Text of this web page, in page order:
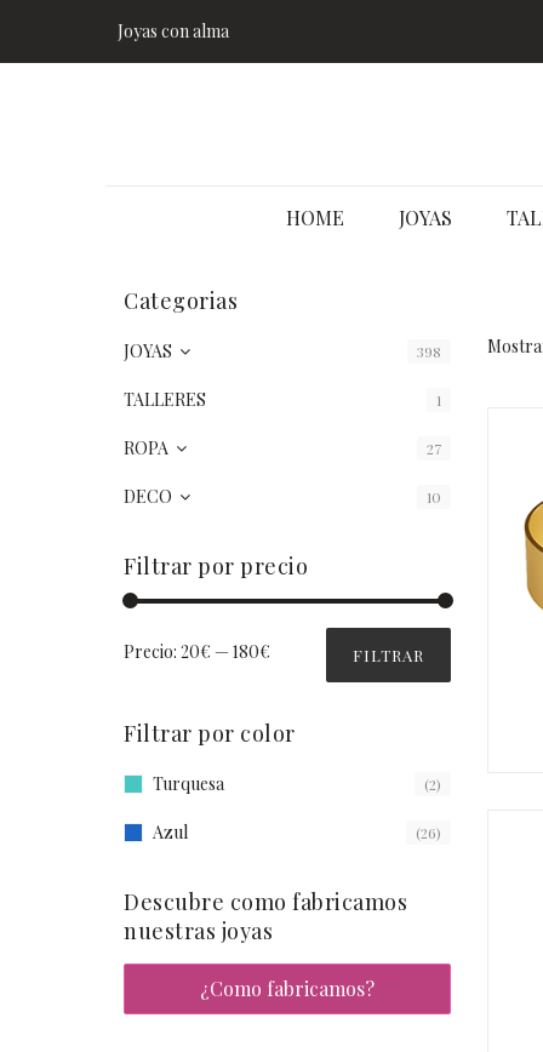
Joyas con alma
HOME JOYAS
Categorias
JOYAS 398
TALLERES 1
ROPA 27
DECO 10
Filtrar por precio
FILTRAR
Precio: 20€ —180€
Filtrar por color
Turquesa (2)
Azul (26)
Descubre como fabricamos
nuestras joyas
¿Como fabricamos?